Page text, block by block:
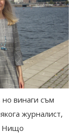
винаги съм
журналист,
Нищо